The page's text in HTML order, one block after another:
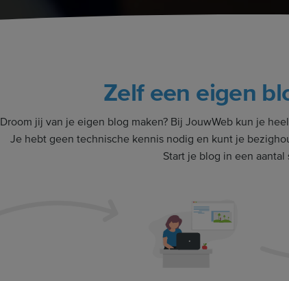
Zelf een eigen
Droom jij van je eigen blog maken? Bij JouwWeb kun je
Je hebt geen technische kennis nodig en kunt je
Start je blog in een aantal